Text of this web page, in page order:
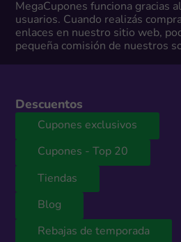
MegaCupones funciona gracias
usuarios. Cuando realizás
enlaces en nuestro sitio web,
pequeña comisión de nuestros
Descuentos
Cupones exclusivos
Cupones - Top 20
Tiendas
Blog
Rebajas de temporada